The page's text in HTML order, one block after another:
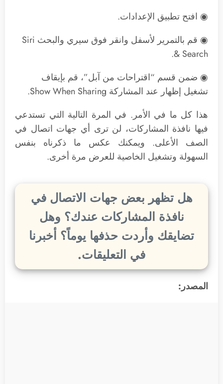
◉ افتح تطبيق الإعدادات.
◉ قم بالتمرير لأسفل وانقر فوق سيري والبحث Siri
& Search.
◉ ضمن قسم “اقتراحات من آبل”، قم بإيقاف
تشغيل إظهار عند المشاركة Show When Sharing.
هذا كل ما في الأمر. في المرة التالية التي تستدعي
فيها نافذة المشاركات، لن ترى أي جهات اتصال في
الصف الأعلى. ويمكنك عكس ما ذكرناه بنفس
السهولة وتشغيل الخاصية للعرض مرة أخرى.
هل تظهر بعض جهات الاتصال في
نافذة المشاركات عندك؟ وهل
تضايقك وأردت حذفها يوماً؟ أخبرنا
في التعليقات.
المصدر: